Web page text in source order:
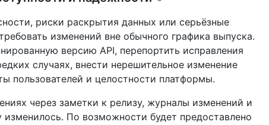
риски раскрытия данных или серьёзные
изменений вне обычного графика выпуска.
версию API, перепортить исправления
случаях, внести нерешительное изменение
пользователей и целостности платформы.
через заметки к релизу, журналы изменений и
По возможности будет предоставлено